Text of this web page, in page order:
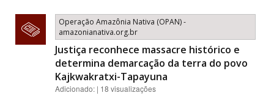
Operação Amazônia Nativa (OPAN) -
amazonianativa.org.br
Justiça reconhece massacre histórico e
determina demarcação da terra do povo
Kajkwakratxi-Tapayuna
Adicionado: | 18 visualizações